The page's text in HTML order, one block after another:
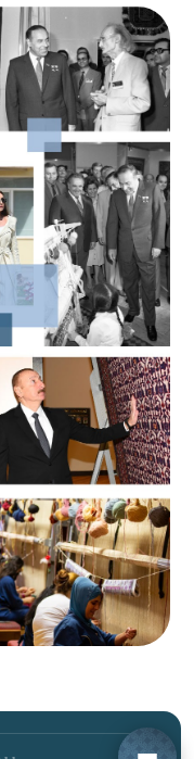
BAŞLANĞIC
ANA SƏHİFƏ
MİSSİYA
FORUM
FESTİVAL TƏDBİRLƏRİ
QALEREYA
SPONSORLAR &